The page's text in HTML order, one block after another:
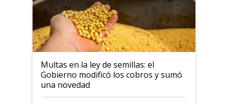
Multas en la ley de semillas: el
Gobierno modificó los cobros y sumó
una novedad